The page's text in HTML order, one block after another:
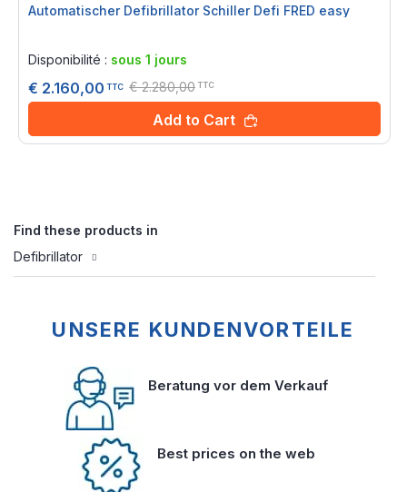
Automatischer Defibrillator Schiller Defi FRED easy
Disponibilité : sous 1 jours
€ 2.160,00 TTC € 2.280,00 TTC
Add to Cart
Find these products in
Defibrillator
UNSERE KUNDENVORTEILE
Beratung vor dem Verkauf
Best prices on the web